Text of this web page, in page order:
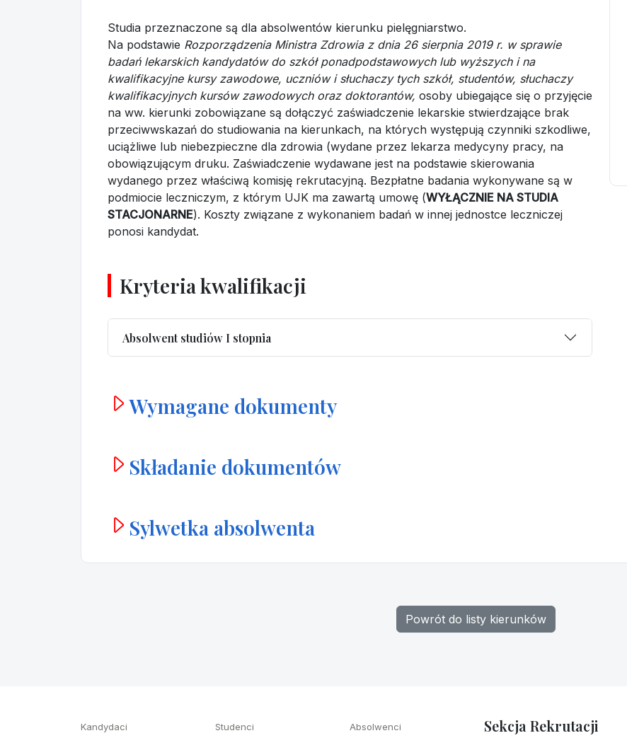
Studia przeznaczone są dla absolwentów kierunku pielęgniarstwo.
Na podstawie Rozporządzenia Ministra Zdrowia z dnia 26 sierpnia 2019 r. w sprawie
badań lekarskich kandydatów do szkół ponadpodstawowych lub wyższych i na
kwalifikacyjne kursy zawodowe, uczniów i słuchaczy tych szkół, studentów, słuchaczy
kwalifikacyjnych kursów zawodowych oraz doktorantów, osoby ubiegające się o przyjęcie
na ww. kierunki zobowiązane są dołączyć zaświadczenie lekarskie stwierdzające brak
przeciwwskazań do studiowania na kierunkach, na których występują czynniki szkodliwe,
uciążliwe lub niebezpieczne dla zdrowia (wydane przez lekarza medycyny pracy, na
obowiązującym druku. Zaświadczenie wydawane jest na podstawie skierowania
wydanego przez właściwą komisję rekrutacyjną. Bezpłatne badania wykonywane są w
podmiocie leczniczym, z którym UJK ma zawartą umowę (WYŁĄCZNIE NA STUDIA
STACJONARNE). Koszty związane z wykonaniem badań w innej jednostce leczniczej
ponosi kandydat.
Kryteria kwalifikacji
Absolwent studiów I stopnia
Wymagane dokumenty
Składanie dokumentów
Sylwetka absolwenta
Powrót do listy kierunków
Kandydaci Studenci Absolwenci Sekcja Rekrutacji